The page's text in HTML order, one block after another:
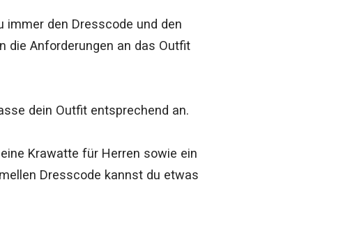
den Dresscode und den
die Anforderungen an das Outfit
dein Outfit entsprechend an.
Krawatte für Herren sowie ein
Dresscode kannst du etwas